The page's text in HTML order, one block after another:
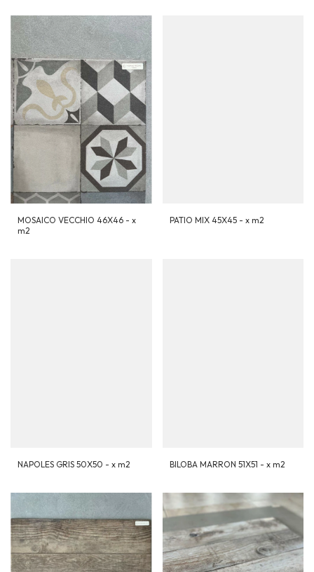
MOSAICO VECCHIO 46X46 - x
m2
PATIO MIX 45X45 - x m2
NAPOLES GRIS 50X50 - x m2 BILOBA MARRON 51X51 - x m2